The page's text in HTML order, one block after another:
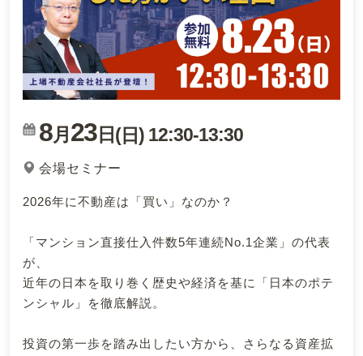
8月 23日(日) 12:30-13:30
会場セミナー
2026年に不動産は「買い」なのか？
「マンション直接仕入件数5年連続No.1企業」の代表
が、
近年の日本を取り巻く歴史や経済を基に「日本のポテ
ンシャル」を徹底解説。
投資の第一歩を踏み出したい方から、さらなる資産拡